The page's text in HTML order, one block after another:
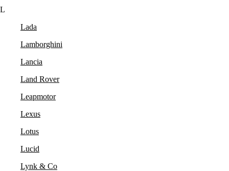
L
Lada
Lamborghini
Lancia
Land Rover
Leapmotor
Lexus
Lotus
Lucid
Lynk & Co